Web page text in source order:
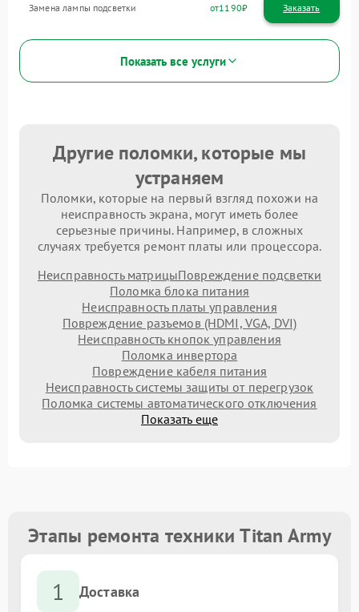
Замена лампы подсветки 1190
Показать все услуги
Другие поломки, которые мы
устраняем
Поломки, которые на первый взгляд похожи на
неисправность экрана, могут иметь более
серьезные причины. Например, в сложных
случаях требуется ремонт платы или процессора.
Неисправность матрицыПовреждение подсветки
Поломка блока питания
Неисправность платы управления
Повреждение разъемов (HDMI, VGA, DVI)
Неисправность кнопок управления
Поломка инвертора
Повреждение кабеля питания
Неисправность системы защиты от перегрузок
Поломка системы автоматического отключения
Показать еще
Этапы ремонта техники Titan Army
1 Доставка